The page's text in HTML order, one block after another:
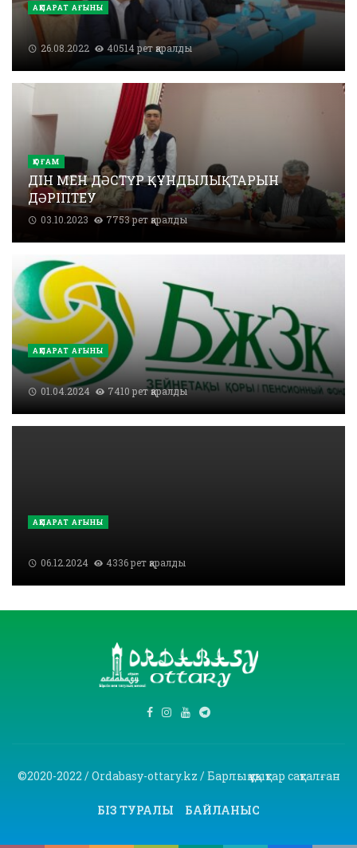
АҚПАРАТ АҒЫНЫ
26.08.2022 40514 рет қаралды
ҚОҒАМ
ДІН МЕН ДӘСТҮР ҚҰНДЫЛЫҚТАРЫН
ДӘРІПТЕУ
03.10.2023 7753 рет қаралды
АҚПАРАТ АҒЫНЫ
01.04.2024 7410 рет қаралды
АҚПАРАТ АҒЫНЫ
06.12.2024 4336 рет қаралды
©2020-2022 / Ordabasy-ottary.kz / Барлық құқықтар сақталған
БІЗ ТУРАЛЫ БАЙЛАНЫС